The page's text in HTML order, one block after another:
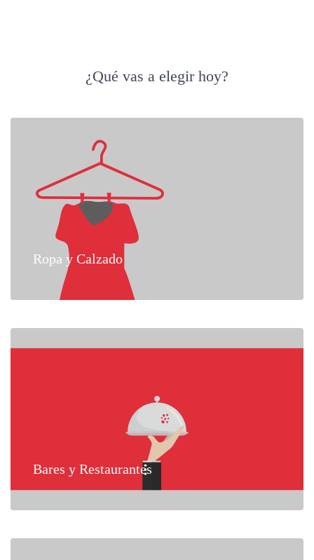
¿Qué vas a elegir hoy?
Ropa y Calzado
Bares y Restaurantes